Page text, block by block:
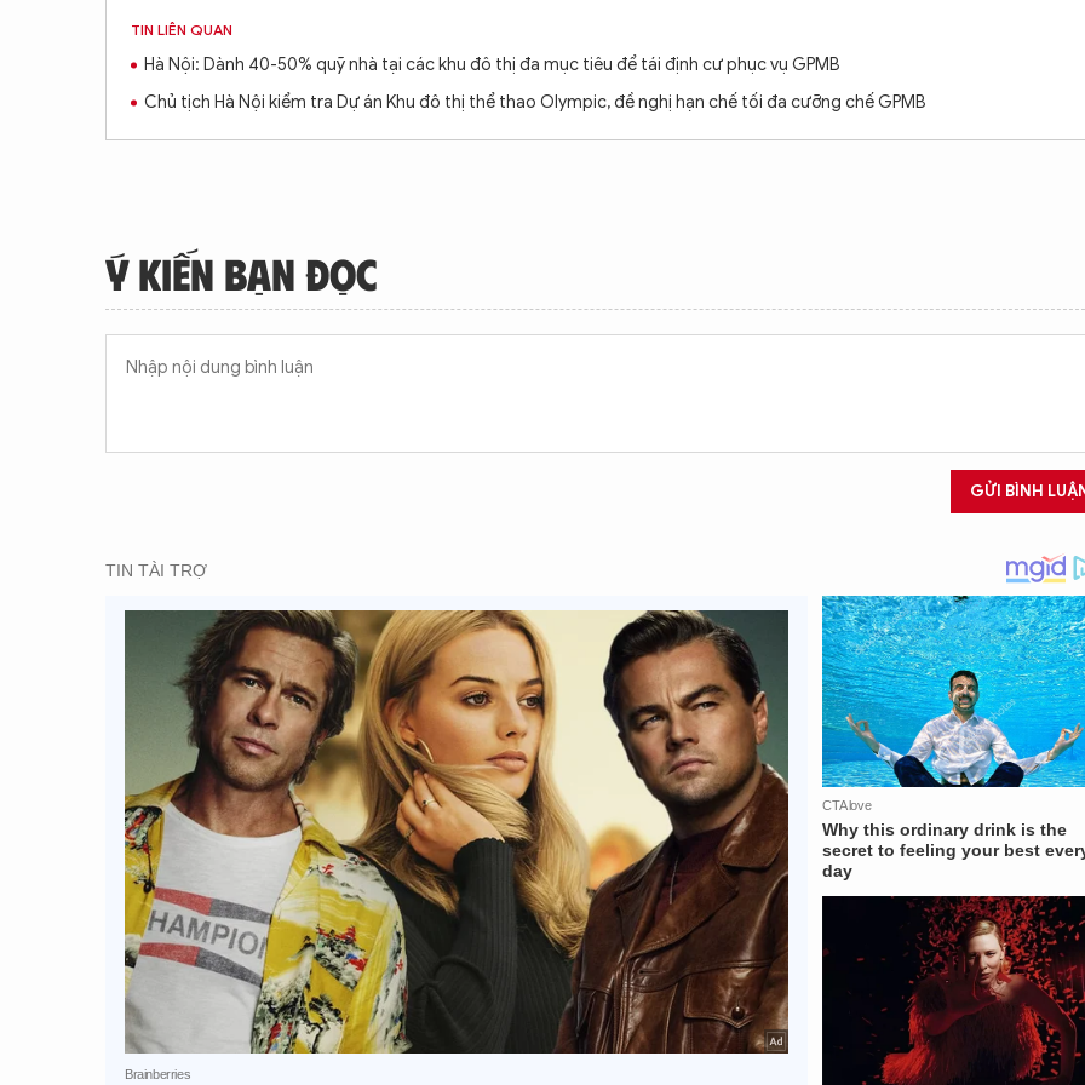
TIN LIÊN QUAN
Hà Nội: Dành 40-50% quỹ nhà tại các khu đô thị đa mục tiêu để tái định cư phục vụ GPMB
Chủ tịch Hà Nội kiểm tra Dự án Khu đô thị thể thao Olympic, đề nghị hạn chế tối đa cưỡng chế GPMB
Ý KIẾN BẠN ĐỌC
GỬI BÌNH